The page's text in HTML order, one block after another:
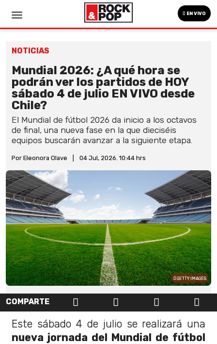
EN VIVO
NOTICIAS
Mundial 2026: ¿A qué hora se
podrán ver los partidos de HOY
sábado 4 de julio EN VIVO desde
Chile?
El Mundial de fútbol 2026 da inicio a los octavos
de final, una nueva fase en la que dieciséis
equipos buscarán avanzar a la siguiente etapa.
Por Eleonora Olave 04 Jul, 2026. 10:44 hrs
GETTY IMAGES
COMPARTE
Este sábado 4 de julio se realizará una
nueva jornada del Mundial de fútbol